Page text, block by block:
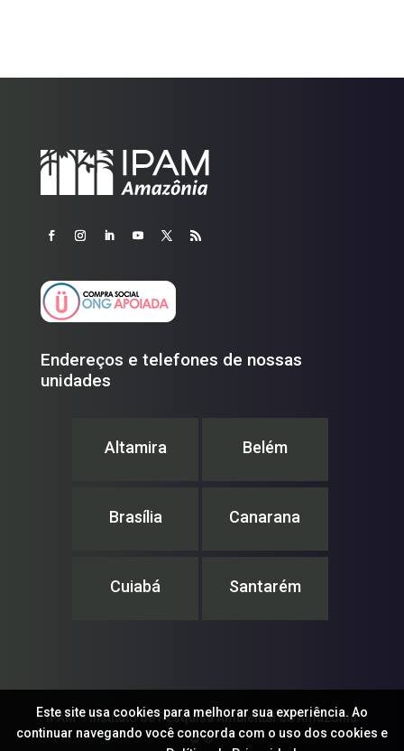
Endereços e telefones de nossas
unidades
Altamira Belém
Brasília Canarana
Cuiabá Santarém
IPAM – Instituto de Pesquisa Ambiental da Amazônia
© ®
Este site usa cookies para melhorar sua experiência. Ao
continuar navegando você concorda com o uso dos cookies e